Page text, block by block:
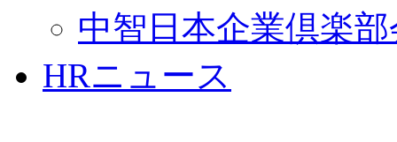
中智日本企業倶楽
HRニュース